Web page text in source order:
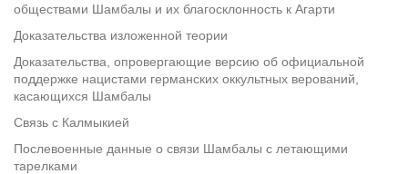
обществами Шамбалы и их благосклонность к Агарти
Доказательства изложенной теории
Доказательства, опровергающие версию об официальной
поддержке нацистами германских оккультных верований,
касающихся Шамбалы
Связь с Калмыкией
Послевоенные данные о связи Шамбалы с летающими
тарелками